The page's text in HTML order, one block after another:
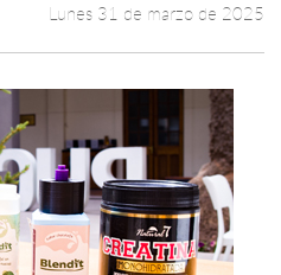
Lunes 31 de marzo de 2025